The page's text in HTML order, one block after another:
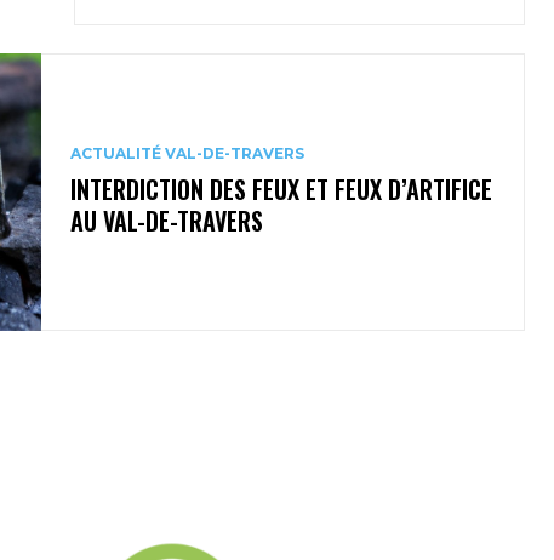
ACTUALITÉ VAL-DE-TRAVERS
INTERDICTION DES FEUX ET FEUX D’ARTIFICE
AU VAL-DE-TRAVERS